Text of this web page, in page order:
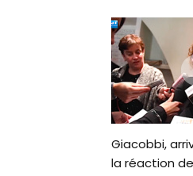
Giacobbi,
la réaction